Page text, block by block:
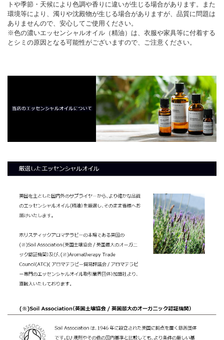
トや季節・天候により色調や香りに違いが生じる場合があります。また
環境等により、濁りや沈殿物が生じる場合がありますが、品質に問題は
ありませんので、安心してご使用ください。
※色の濃いエッセンシャルオイル（精油）は、衣服や家具等に付着する
とシミの原因となる可能性がございますので、ご注意ください。